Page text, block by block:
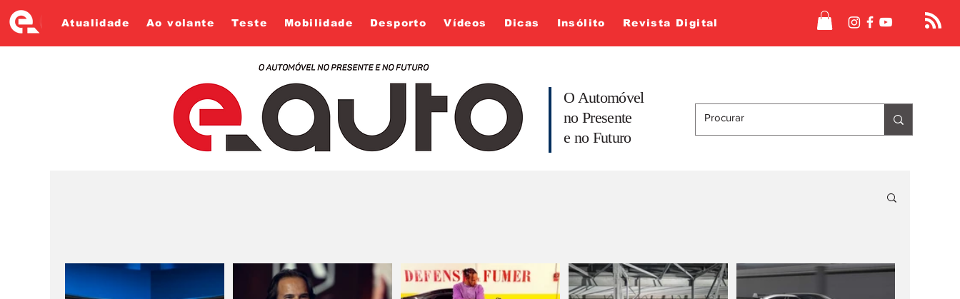
Atualidade Ao volante Teste Mobilidade Desporto Vídeos Dicas Insólito Revista Digital
O Automóvel
no Presente
e no Futuro